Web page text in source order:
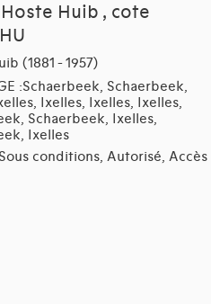
Huib , cote
(1881 - 1957)
:Schaerbeek, Schaerbeek,
Ixelles, Ixelles, Ixelles,
Schaerbeek, Ixelles,
Ixelles
Sous conditions, Autorisé, Accès